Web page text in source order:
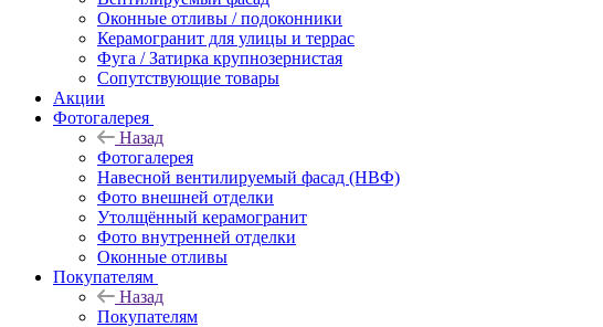
Оконные отливы / подоконники
Керамогранит для улицы и террас
Фуга / Затирка крупнозернистая
Сопутствующие товары
Акции
Фотогалерея
Назад
Фотогалерея
Навесной вентилируемый фасад (НВФ)
Фото внешней отделки
Утолщённый керамогранит
Фото внутренней отделки
Оконные отливы
Покупателям
Назад
Покупателям